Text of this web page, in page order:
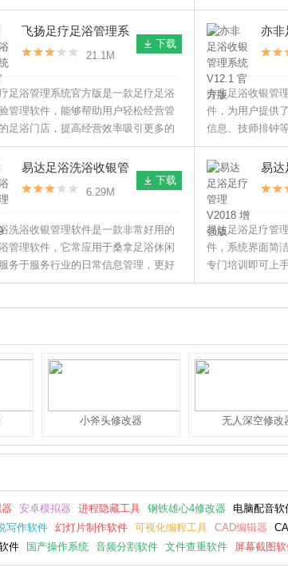
率，提升业绩营收，带来更多的收
商品销售、预约
员日常的经营操
用。
飞扬足疗足浴管理系
统 V6.0 官方版
21.1M
下载
足浴管理系统官方版是一款足疗足浴
管理软件，能够帮助用户轻松经营管
足浴门店，提高经营效率吸引更多的
亦非
统
亦非足浴收银管
件，为用户提供
信息、技师排钟
助用户更好的经
易达足浴洗浴收银管
理软件 V34.8.9 官方
6.29M
下载
洗浴收银管理软件是一款非常好用的
管理软件，它常应用于桑拿足浴休闲
务于服务行业的日常信息管理，更好
户VIP卡管理、客情管理 、技师服务
易达
易达足浴足疗管
件，系统界面简
专门培训即可上
浴日常工作流程
小斧头修改器 无人深空修改
安卓模拟器 进程隐藏工具 钢铁雄心4修改器 电脑配音软
写作软件 幻灯片制作软件 可视化编程工具 CAD编辑器
件 国产操作系统 音频分割软件 文件查重软件 屏幕截图